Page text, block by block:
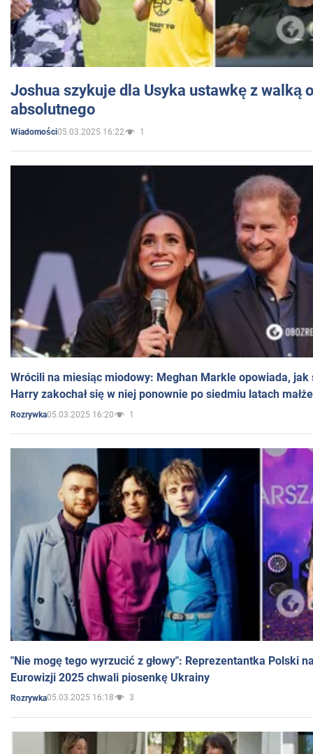
Joshua szykuje dla Usyka ustawkę z walką
absolutnego
Wiadomości05.03.2025 16:22 1
Wrócili na miesiąc miodowy: Meghan Markle opowiada, jak
Harry zakochał się w niej ponownie po siedmiu latach
Rozrywka05.03.2025 16:20 1
"Nie mogę tego wyrzucić z głowy": Reprezentantka Polski
Eurowizji 2025 chwali piosenkę Ukrainy
Rozrywka05.03.2025 16:18 3